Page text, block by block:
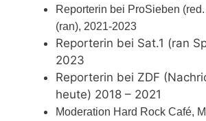
Reporterin bei ProSieben
(ran), 2021-2023
Reporterin bei Sat.1 (ran
2023
Reporterin bei ZDF
heute) 2018 – 2021
Moderation Hard Rock Café,